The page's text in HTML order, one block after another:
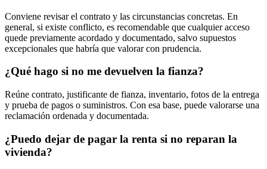
Conviene revisar el contrato y las circunstancias concretas. En
general, si existe conflicto, es recomendable que cualquier acceso
quede previamente acordado y documentado, salvo supuestos
excepcionales que habría que valorar con prudencia.
¿Qué hago si no me devuelven la fianza?
Reúne contrato, justificante de fianza, inventario, fotos de la entrega
y prueba de pagos o suministros. Con esa base, puede valorarse una
reclamación ordenada y documentada.
¿Puedo dejar de pagar la renta si no reparan la
vivienda?